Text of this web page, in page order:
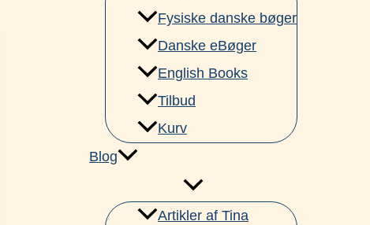
Fysiske danske bøger
Danske eBøger
English Books
Tilbud
Kurv
Blog
Artikler af Tina